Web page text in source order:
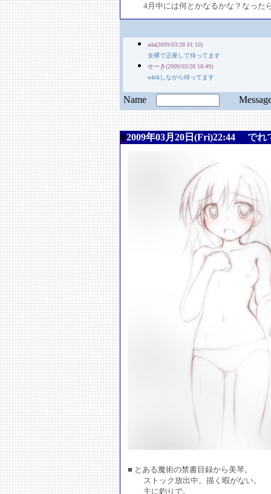
4月中には何とかなるかな？なった
ada(2009/03/28 01:10)
全裸で正座して待ってます
せーき(2009/03/28 18:49)
wktkしながら待ってます
Name
■2009年03月20日(Fri)22:44 でれ
■ とある魔術の禁書目録から美琴。
ストック放出中。描く暇がない。
主に釣りで。